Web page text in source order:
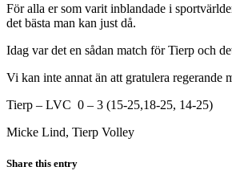
För alla er som varit inblandade i
det bästa man kan just då.
Idag var det en sådan match för Tierp och
Vi kan inte annat än att gratulera
Tierp – LVC 0 – 3 (15-25,18-25, 14-25)
Micke Lind, Tierp Volley
Share this entry